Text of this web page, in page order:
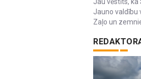
Jauno valdību
Zaļo un